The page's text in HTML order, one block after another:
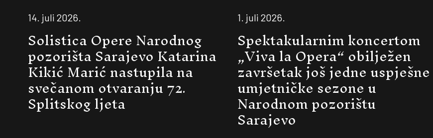
14. juli 2026.
Solistica Opere Narodnog
pozorišta Sarajevo Katarina
Kikić Marić nastupila na
svečanom otvaranju 72.
Splitskog ljeta
1. juli 2026.
Spektakularnim koncertom
„Viva la Opera“ obilježen
završetak još jedne uspješne
umjetničke sezone u
Narodnom pozorištu
Sarajevo